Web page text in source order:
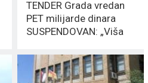
TENDER Grada vredan
PET milijarde dinara
SUSPENDOVAN: „Viša
POSTUPAK